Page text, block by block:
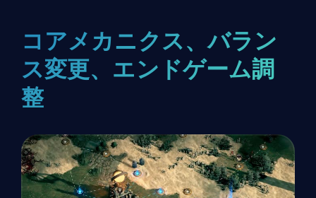
コアメカニクス、バラン
ス変更、エンドゲーム調
整